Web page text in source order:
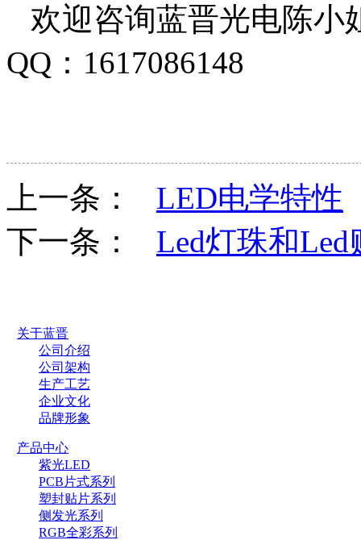
欢迎咨询蓝晋光电陈小
QQ：1617086148
上一条： LED电学特性
下一条： Led灯珠和
关于蓝晋
公司介绍
公司架构
生产工艺
企业文化
品牌形象
产品中心
紫光LED
PCB片式系列
塑封贴片系列
侧发光系列
RGB全彩系列